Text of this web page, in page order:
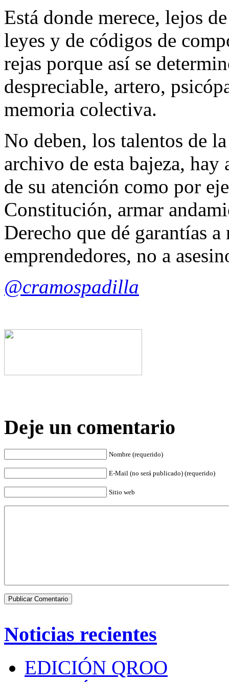
Está donde merece, lejos
leyes y de códigos de
rejas porque así se
despreciable, artero,
memoria colectiva.
No deben, los talentos de
archivo de esta bajeza, hay
de su atención como por
Constitución, armar
Derecho que dé garantías
emprendedores, no a
@cramospadilla
Deje un comentario
Nombre (requerido)
E-Mail (no será publicado) (requerido)
Sitio web
Noticias recientes
EDICIÓN QROO